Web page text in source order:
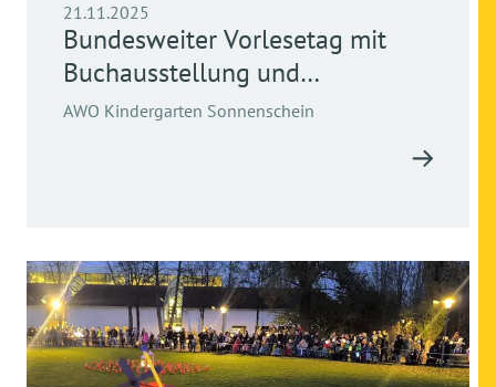
21.11.2025
Bundesweiter Vorlesetag mit
Buchausstellung und
Vorlesepaten
AWO Kindergarten Sonnenschein